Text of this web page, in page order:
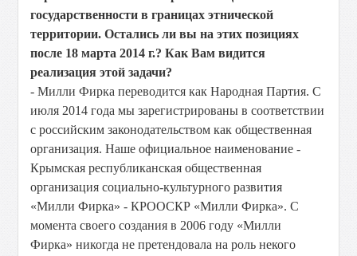
государственности в границах этнической
территории. Остались ли вы на этих позициях
после 18 марта 2014 г.? Как Вам видится
реализация этой задачи?
- Милли Фирка переводится как Народная Партия. С
июля 2014 года мы зарегистрированы в соответствии
с российским законодательством как общественная
организация. Наше официальное наименование -
Крымская республиканская общественная
организация социально-культурного развития
«Милли Фирка» - КРООСКР «Милли Фирка». С
момента своего создания в 2006 году «Милли
Фирка» никогда не претендовала на роль некого